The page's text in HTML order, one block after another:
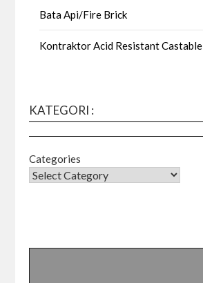
Bata Api/Fire Brick
Kontraktor Acid Resistant Castable
KATEGORI :
Categories